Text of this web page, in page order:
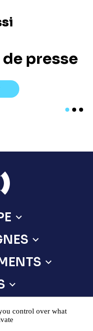
presse
control over what